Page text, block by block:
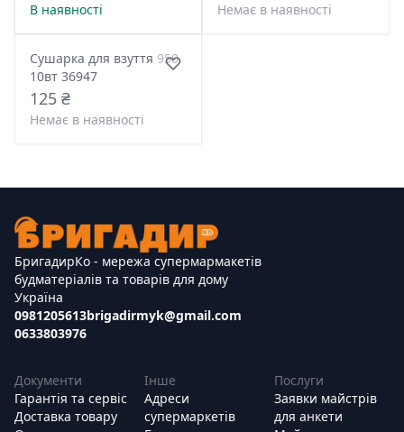
В наявності Немає в наявності
Сушарка для взуття 950
10вт 36947
125 ₴
Немає в наявності
БригадирКо - мережа супермармакетів
будматеріалів та товарів для дому
Україна
0981205613
0633803976
brigadirmyk@gmail.com
Документи
Гарантія та сервіс
Доставка товару
Інше
Адреси
супермаркетів
Послуги
Заявки майстрів
для анкети